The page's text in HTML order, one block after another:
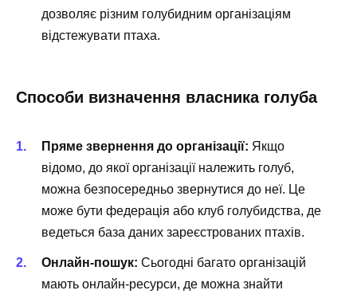
дозволяє різним голубидним організаціям
відстежувати птаха.
Способи визначення власника голуба
Пряме звернення до організації: Якщо
відомо, до якої організації належить голуб,
можна безпосередньо звернутися до неї. Це
може бути федерація або клуб голубидства, де
ведеться база даних зареєстрованих птахів.
Онлайн-пошук: Сьогодні багато організацій
мають онлайн-ресурси, де можна знайти